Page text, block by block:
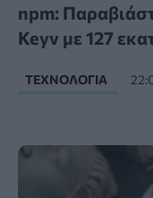
npm:
Keyv με 127
ΤΕΧΝΟΛΟΓΊΑ